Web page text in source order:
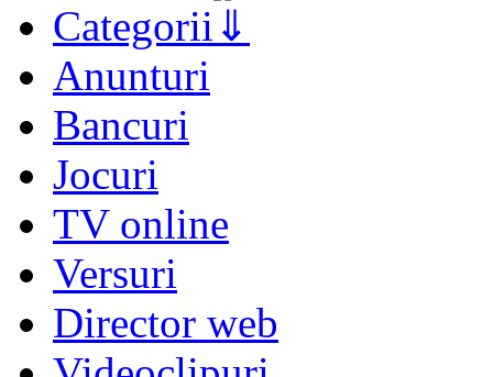
Categorii
Anunturi
Bancuri
Jocuri
TV online
Versuri
Director web